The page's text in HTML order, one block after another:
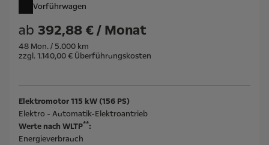
Vorführwagen
ab 392,88 € / Monat
48 Mon. / 5.000 km
zzgl. 1.140,00 € Überführungskosten
Elektromotor 115 kW (156 PS)
Elektro - Automatik-Elektroantrieb
Werte nach WLTP**:
Energieverbrauch